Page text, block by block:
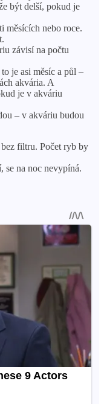
být delší, pokud je
měsících nebo roce.
závisí na počtu
je asi měsíc a půl –
akvária. A
je v akváriu
– v akváriu budou
filtru. Počet ryb by
se na noc nevypíná.